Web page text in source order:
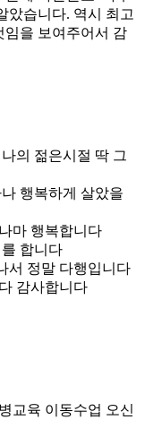
았습니다. 역시 최고
임을 보여주어서 감
의 젊은시절 딱 그
행복하게 살았을
마 행복합니다
합니다
서 정말 다행입니다
감사합니다
교육 이동수업 오신